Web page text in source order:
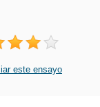
este ensayo